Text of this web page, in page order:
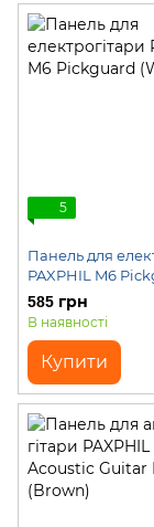
5
Панель для
PAXPHIL M6
(White)
585 грн
В наявності
Купити